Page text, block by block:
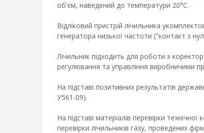
об'єм, наведений до температури 20°C.
Відліковий пристрій лічильника
генератора низької частоти ("контакт з
Лічильник підходить для роботи з
регулювання та управління виробничими
На підставі позитивних результатів
У561-09).
На підставі матеріалів перевірки
перевірки лічильників газу, проведених